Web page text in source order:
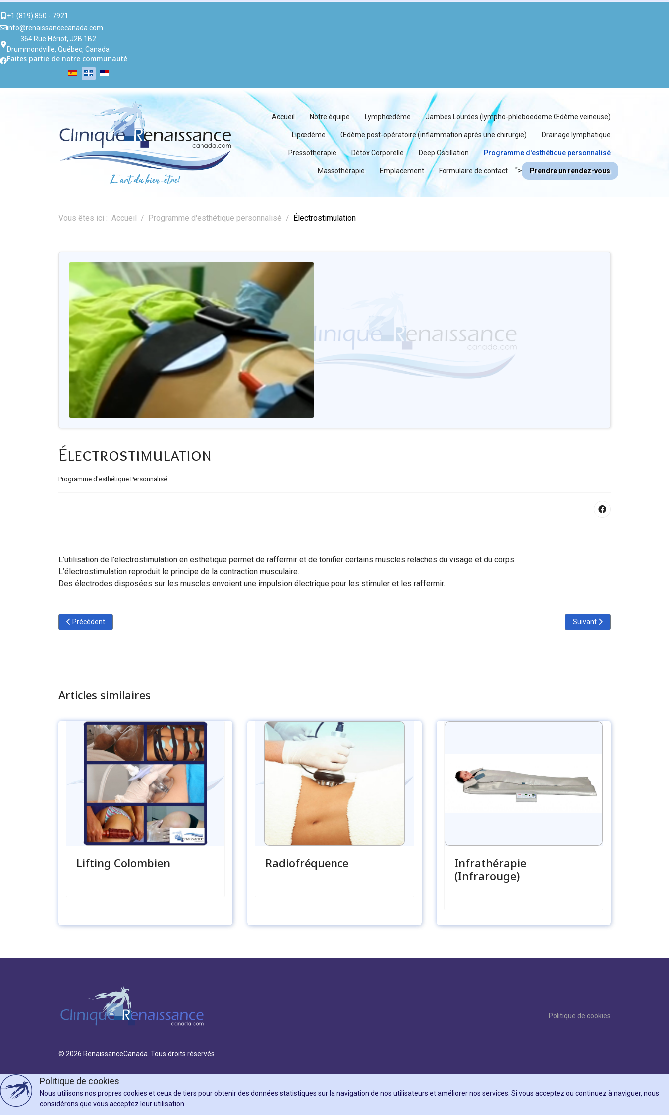
+1 (819) 850 - 7921
info@renaissancecanada.com
364 Rue Hériot, J2B 1B2
Drummondville, Québec, Canada
Faites partie de notre communauté
Accueil Notre équipe Lymphœdème Jambes Lourdes (lympho-phleboedeme Œdème veineuse)
Lipœdème Œdème post-opératoire (inflammation après une chirurgie) Drainage lymphatique
Pressotherapie Détox Corporelle Deep Oscillation Programme d'esthétique personnalisé
Massothérapie Emplacement Formulaire de contact "> Prendre un rendez-vous
Vous êtes ici : Accueil Programme d'esthétique personnalisé Électrostimulation
Électrostimulation
Programme d'esthétique Personnalisé
L'utilisation de l'électrostimulation en esthétique permet de raffermir et de tonifier certains muscles relâchés du visage et du corps.
L’électrostimulation reproduit le principe de la contraction musculaire.
Des électrodes disposées sur les muscles envoient une impulsion électrique pour les stimuler et les raffermir.
Article précédent : Radiofréquence
Précédent Article suivant :
Suivant
Articles similaires
Lifting Colombien Radiofréquence
Infrathérapie
(Infrarouge)
© 2026 RenaissanceCanada. Tous droits réservés
Politique de cookies
Politique de cookies
Nous utilisons nos propres cookies et ceux de tiers pour obtenir des données statistiques sur la navigation de nos utilisateurs et améliorer nos services. Si vous acceptez ou continuez à naviguer, nous
considérons que vous acceptez leur utilisation.